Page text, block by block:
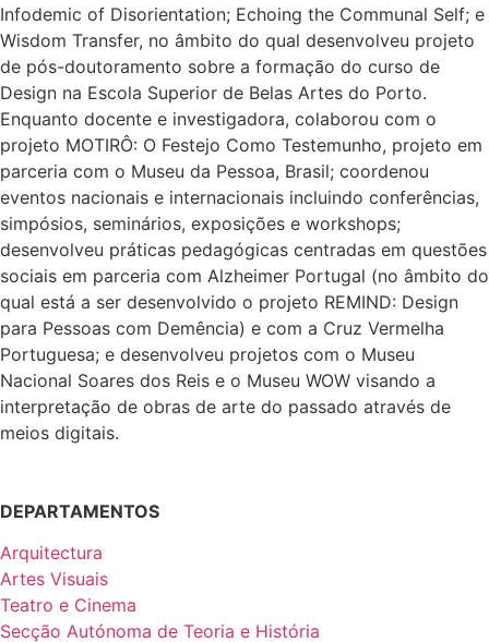
Infodemic of Disorientation; Echoing the Communal Self; e
Wisdom Transfer, no âmbito do qual desenvolveu projeto
de pós-doutoramento sobre a formação do curso de
Design na Escola Superior de Belas Artes do Porto.
Enquanto docente e investigadora, colaborou com o
projeto MOTIRÔ: O Festejo Como Testemunho, projeto em
parceria com o Museu da Pessoa, Brasil; coordenou
eventos nacionais e internacionais incluindo conferências,
simpósios, seminários, exposições e workshops;
desenvolveu práticas pedagógicas centradas em questões
sociais em parceria com Alzheimer Portugal (no âmbito do
qual está a ser desenvolvido o projeto REMIND: Design
para Pessoas com Demência) e com a Cruz Vermelha
Portuguesa; e desenvolveu projetos com o Museu
Nacional Soares dos Reis e o Museu WOW visando a
interpretação de obras de arte do passado através de
meios digitais.
DEPARTAMENTOS
Arquitectura
Artes Visuais
Teatro e Cinema
Secção Autónoma de Teoria e História